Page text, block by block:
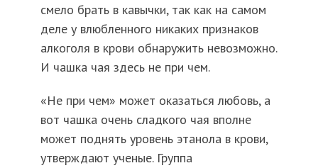
смело брать в кавычки, так как на самом
деле у влюбленного никаких признаков
алкоголя в крови обнаружить невозможно.
И чашка чая здесь не при чем.
«Не при чем» может оказаться любовь, а
вот чашка очень сладкого чая вполне
может поднять уровень этанола в крови,
утверждают ученые. Группа